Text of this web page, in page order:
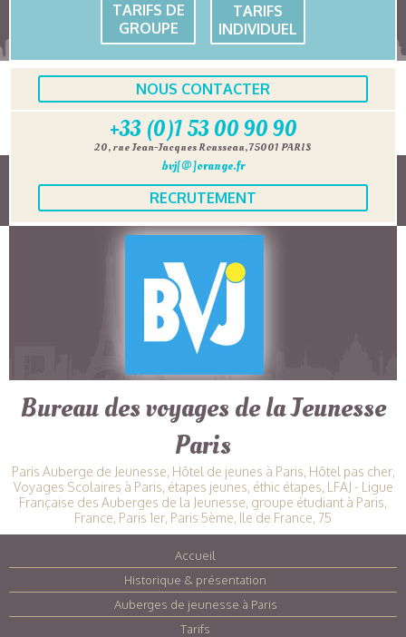
TARIFS DE
GROUPE
TARIFS
INDIVIDUEL
NOUS CONTACTER
+33 (0)1 53 00 90 90
20, rue Jean-Jacques Rousseau, 75001 PARIS
bvj[@]orange.fr
RECRUTEMENT
Bureau des voyages de la Jeunesse
Paris
Paris Auberge de Jeunesse, Hôtel de jeunes à Paris, Hôtel pas cher,
Voyages Scolaires à Paris, étapes jeunes, éthic étapes, LFAJ - Ligue
Française des Auberges de la Jeunesse, groupe étudiant à Paris,
France, Paris 1er, Paris 5ème, Ile de France, 75
Accueil
Historique & présentation
Auberges de jeunesse à Paris
Tarifs